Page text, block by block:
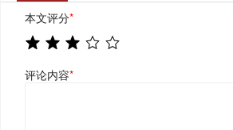
本文评分*
评论内容*